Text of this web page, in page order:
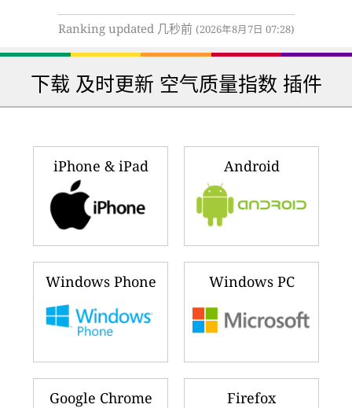
Ranking updated 几秒前 (2026年8月7日 07:28)
下载 及时更新 空气质量指数 插件
iPhone & iPad Android
Windows Phone Windows PC
Google Chrome Firefox